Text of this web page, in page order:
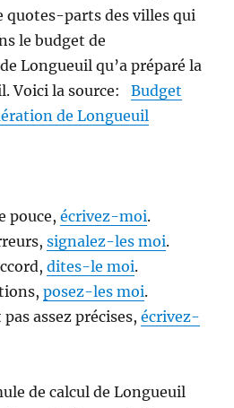
quotes-parts des villes qui
le budget de
Longueuil qu’a préparé la
Voici la source:Budget
de Longueuil
pouce,écrivez-moi.
signalez-les moi.
dites-le moi.
posez-les moi.
assez précises,écrivez-
de calcul de Longueuil